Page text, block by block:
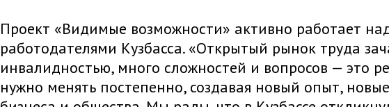
Проект «Видимые возможности» активно работает
работодателями Кузбасса. «Открытый рынок труда
инвалидностью, много сложностей и вопросов — это
нужно менять постепенно, создавая новый опыт,